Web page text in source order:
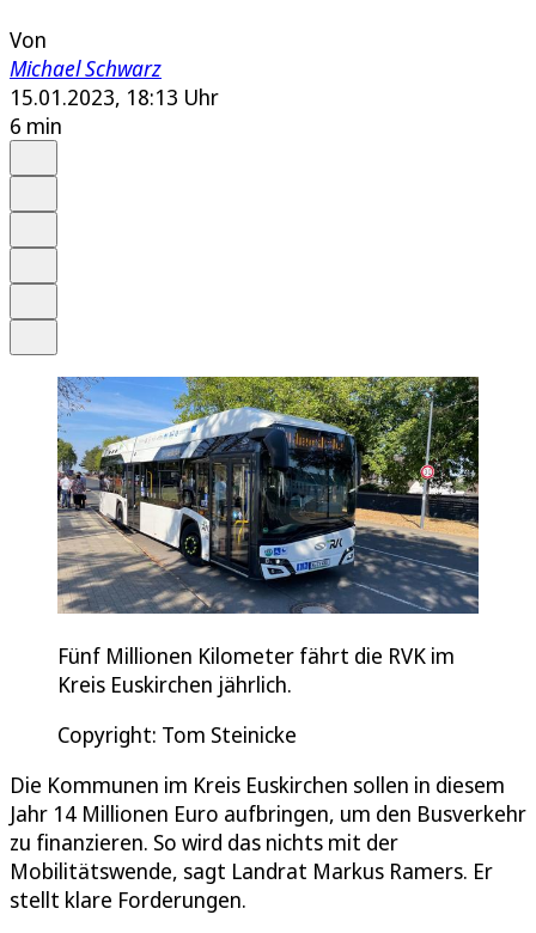
Von
Michael Schwarz
15.01.2023, 18:13 Uhr
6 min
Fünf Millionen Kilometer fährt die RVK im
Kreis Euskirchen jährlich.
Copyright: Tom Steinicke
Die Kommunen im Kreis Euskirchen sollen in diesem
Jahr 14 Millionen Euro aufbringen, um den Busverkehr
zu finanzieren. So wird das nichts mit der
Mobilitätswende, sagt Landrat Markus Ramers. Er
stellt klare Forderungen.